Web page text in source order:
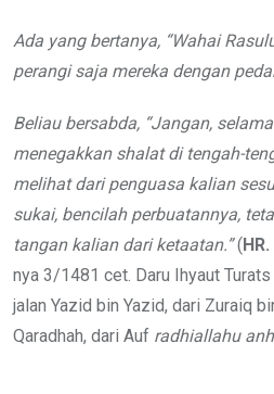
Ada yang bertanya, “Wahai
perangi saja mereka dengan
Beliau bersabda, “Jangan,
menegakkan shalat di tengah-
melihat dari penguasa kalian
sukai, bencilah perbuatannya,
tangan kalian dari ketaatan.”(
nya 3/1481 cet. Daru Ihyaut
jalan Yazid bin Yazid, dari Zuraiq
Qaradhah, dari Auf radhiallahu